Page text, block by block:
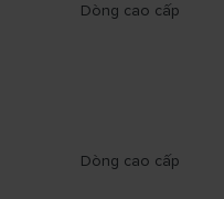
Dòng cao cấp
Dòng cao cấp